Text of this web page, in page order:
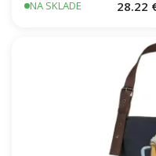
NA SKLADE 28.22